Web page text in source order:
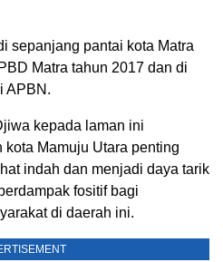
sepanjang pantai kota Matra
Matra tahun 2017 dan di
APBN.
kepada laman ini
Mamuju Utara penting
indah dan menjadi daya tarik
fositif bagi
di daerah ini.